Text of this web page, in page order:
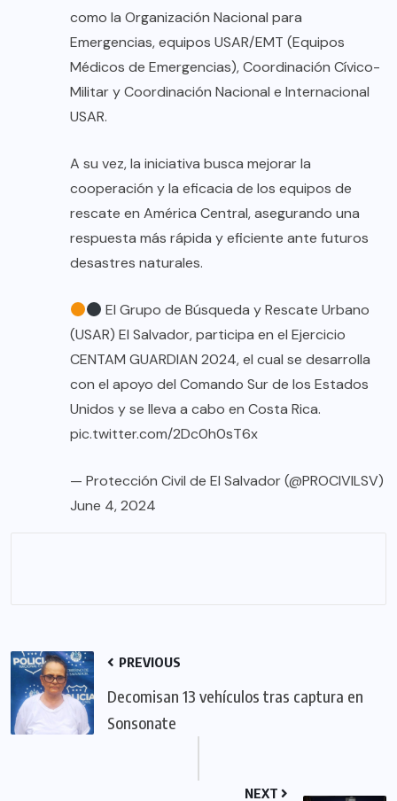
como la Organización Nacional para
Emergencias, equipos USAR/EMT (Equipos
Médicos de Emergencias), Coordinación Cívico-
Militar y Coordinación Nacional e Internacional
USAR.
A su vez, la iniciativa busca mejorar la
cooperación y la eficacia de los equipos de
rescate en América Central, asegurando una
respuesta más rápida y eficiente ante futuros
desastres naturales.
El Grupo de Búsqueda y Rescate Urbano
(USAR) El Salvador, participa en el Ejercicio
CENTAM GUARDIAN 2024, el cual se desarrolla
con el apoyo del Comando Sur de los Estados
Unidos y se lleva a cabo en Costa Rica.
pic.twitter.com/2Dc0h0sT6x
— Protección Civil de El Salvador (@PROCIVILSV)
June 4, 2024
PREVIOUS
Decomisan 13 vehículos tras captura en
Sonsonate
NEXT